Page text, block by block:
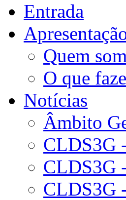
Entrada
Quem
O que
Notícias
Âmbito
CLDS3G
CLDS3G
CLDS3G